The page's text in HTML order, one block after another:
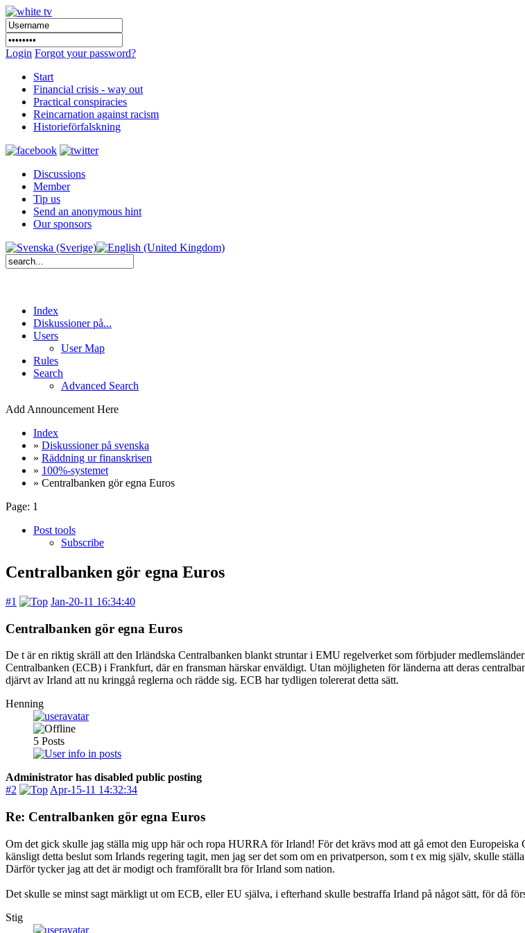
Login Forgot your password?
Start
Financial crisis - way out
Practical conspiracies
Reincarnation against racism
Historieförfalskning
Discussions
Member
Tip us
Send an anonymous hint
Our sponsors
Index
Diskussioner på...
Users
User Map
Rules
Search
Advanced Search
Add Announcement Here
Index
» Diskussioner på svenska
» Räddning ur finanskrisen
» 100%-systemet
» Centralbanken gör egna Euros
Page: 1
Post tools
Subscribe
Centralbanken gör egna Euros
#1 Jan-20-11 16:34:40
Centralbanken gör egna Euros
De t är en riktig skräll att den Irländska Centralbanken blankt struntar i EMU regelverket som förbjuder
Centralbanken (ECB) i Frankfurt, där en fransman härskar enväldigt. Utan möjligheten för länderna att deras
djärvt av Irland att nu kringgå reglerna och rädde sig. ECB har tydligen tolererat detta sätt.
Henning
5 Posts
Administrator has disabled public posting
#2
Apr-15-11 14:32:34
Re: Centralbanken gör egna Euros
Om det gick skulle jag ställa mig upp här och ropa HURRA för Irland! För det krävs mod att gå emot den Europeiska
känsligt detta beslut som Irlands regering tagit, men jag ser det som om en privatperson, som t ex mig själv, skulle
Därför tycker jag att det är modigt och framförallt bra för Irland som nation.
Det skulle se minst sagt märkligt ut om ECB, eller EU själva, i efterhand skulle bestraffa Irland på något sätt, för då
Stig